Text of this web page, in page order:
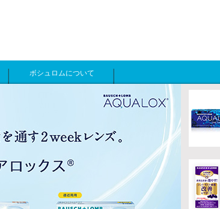
ボシュロムについて